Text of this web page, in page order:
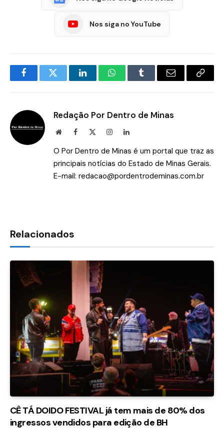
Nos siga no YouTube
FacebookTwitter LinkedInWhatsAppTumblr E-
Copiar
Redação Por Dentro de Minas
Site Facebook InstagramLinkedIn
O Por Dentro de Minas é um portal que traz as
principais notícias do Estado de Minas Gerais.
E-mail: redacao@pordentrodeminas.com.br
Relacionados
CÊ TÁ DOIDO FESTIVAL já tem mais de 80% dos
ingressos vendidos para edição de BH